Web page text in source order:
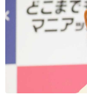
母から指輪をもら
父から貰った婚約
友人の結婚式など